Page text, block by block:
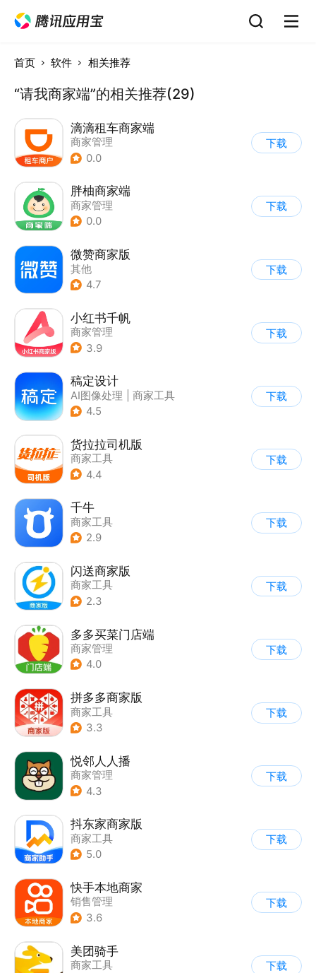
首页 软件 相关推荐
“请我商家端”的相关推荐(29)
滴滴租车商家端
商家管理
0.0
下载
胖柚商家端
商家管理
0.0
下载
微赞商家版
其他
4.7
下载
小红书千帆
商家管理
3.9
下载
稿定设计
AI图像处理
商家工具
4.5
下载
货拉拉司机版
商家工具
4.4
下载
千牛
商家工具
2.9
下载
闪送商家版
商家工具
2.3
下载
多多买菜门店端
商家管理
4.0
下载
拼多多商家版
商家工具
3.3
下载
悦邻人人播
商家管理
4.3
下载
抖东家商家版
商家工具
5.0
下载
快手本地商家
销售管理
3.6
下载
美团骑手
商家工具
下载